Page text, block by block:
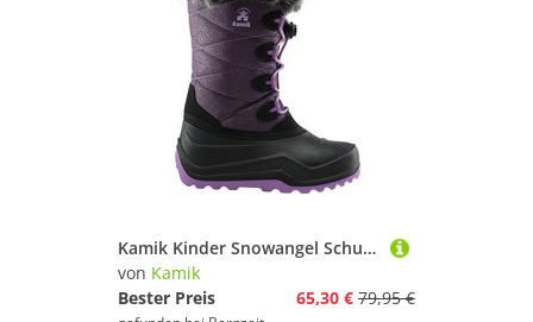
Kamik Kinder Snowangel Schuhe
von Kamik
Bester Preis
65,30 € 79,95 €